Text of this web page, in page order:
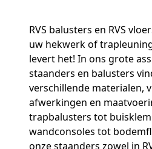
RVS balusters en RVS
uw hekwerk of
levert het! In ons grote
staanders en balusters
verschillende materialen,
afwerkingen en
trapbalusters tot
wandconsoles tot
onze staanders zowel in